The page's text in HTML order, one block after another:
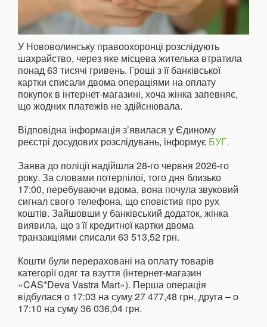
У Нововолинську правоохоронці розслідують
шахрайство, через яке місцева жителька втратила
понад 63 тисячі гривень. Гроші з її банківської
картки списали двома операціями на оплату
покупок в інтернет-магазині, хоча жінка запевняє,
що жодних платежів не здійснювала.
Відповідна інформація з’явилася у Єдиному
реєстрі досудових розслідувань, інформує БУГ.
Заява до поліції надійшла 28-го червня 2026-го
року. За словами потерпілої, того дня близько
17:00, перебуваючи вдома, вона почула звуковий
сигнал свого телефона, що сповістив про рух
коштів. Зайшовши у банківський додаток, жінка
виявила, що з її кредитної картки двома
транзакціями списали 63 513,52 грн.
Кошти були перераховані на оплату товарів
категорії одяг та взуття (інтернет-магазин
«CAS*Deva Vastra Mart»). Перша операція
відбулася о 17:03 на суму 27 477,48 грн, друга – о
17:10 на суму 36 036,04 грн.